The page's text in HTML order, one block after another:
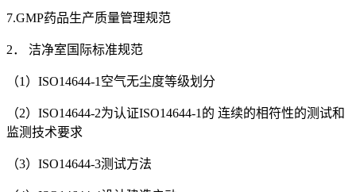
7.GMP药品生产质量管理规范
2． 洁净室国际标准规范
（1）ISO14644-1空气无尘度等级划分
（2）ISO14644-2为认证ISO14644-1的 连续的相符性的测试和
监测技术要求
（3）ISO14644-3测试方法